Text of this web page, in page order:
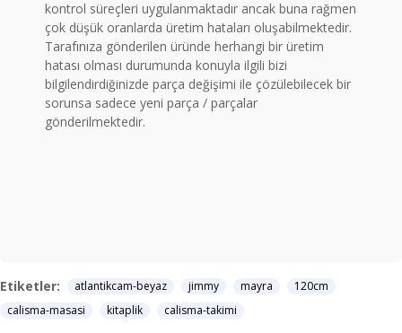
kontrol süreçleri uygulanmaktadır ancak buna rağmen
çok düşük oranlarda üretim hataları oluşabilmektedir.
Tarafınıza gönderilen üründe herhangi bir üretim
hatası olması durumunda konuyla ilgili bizi
bilgilendirdiğinizde parça değişimi ile çözülebilecek bir
sorunsa sadece yeni parça / parçalar
gönderilmektedir.
Etiketler: atlantikcam-beyaz jimmy mayra
120cm
calisma-masasi
kitaplik calisma-takimi